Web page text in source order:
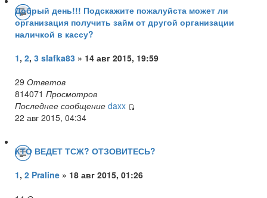
Добрый день!!! Подскажите пожалуйста может ли
организация получить займ от другой организации
наличкой в кассу?
1, 2, 3 slafka83 » 14 авг 2015, 19:59
29 Ответов
814071 Просмотров
Последнее сообщение daxx
22 авг 2015, 04:34
КТО ВЕДЕТ ТСЖ? ОТЗОВИТЕСЬ?
1, 2 Praline » 18 авг 2015, 01:26